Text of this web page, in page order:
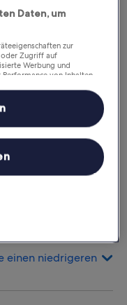
Preis
Unterkunft im
handelt.
einen niedrigeren
Daten, um
zur
Zugriff auf
Werbung und
von Inhalten,